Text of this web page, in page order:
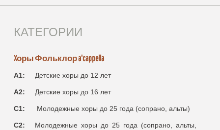
КАТЕГОРИИ
Xоры Фольклор a'cappella
A1: Детские хоры до 12 лет
A2: Детские хоры до 16 лет
C1: Молодежные хоры до 25 года (сопрано, альты)
C2:
Молодежные хоры до 25 года (сопрано, альты,